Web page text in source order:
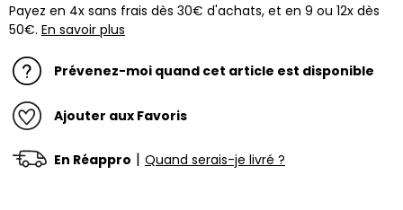
Payez en 4x sans frais dès 30€ d'achats, et en 9 ou 12x dès
50€. En savoir plus
Prévenez-moi quand cet article est disponible
Ajouter aux Favoris
En Réappro | Quand serais-je livré ?